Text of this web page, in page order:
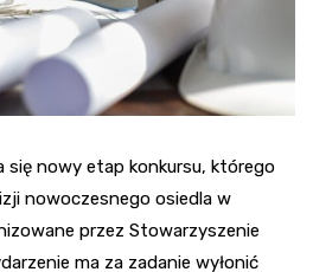
się nowy etap konkursu, którego
nowoczesnego osiedla w
przez Stowarzyszenie
ma za zadanie wyłonić